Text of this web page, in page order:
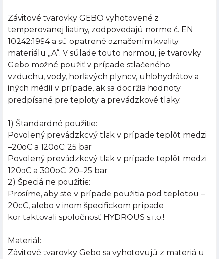
Závitové tvarovky GEBO vyhotovené z
temperovanej liatiny, zodpovedajú norme č. EN
10242:1994 a sú opatrené označením kvality
materiálu „A“. V súlade touto normou, je tvarovky
Gebo možné použiť v prípade stlačeného
vzduchu, vody, horľavých plynov, uhľohydrátov a
iných médií v prípade, ak sa dodržia hodnoty
predpísané pre teploty a prevádzkové tlaky.
1) Štandardné použitie:
Povolený prevádzkový tlak v prípade teplôt medzi
–20oC a 120oC: 25 bar
Povolený prevádzkový tlak v prípade teplôt medzi
120oC a 300oC: 20–25 bar
2) Špeciálne použitie:
Prosíme, aby ste v prípade použitia pod teplotou –
20oC, alebo v inom špecifickom prípade
kontaktovali spoločnosť HYDROUS s.r.o.!
Materiál:
Závitové tvarovky Gebo sa vyhotovujú z materiálu